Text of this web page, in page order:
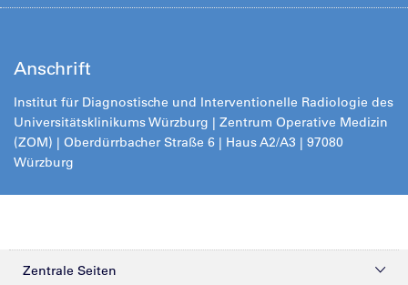
Anschrift
Institut für Diagnostische und Interventionelle Radiologie des
Universitätsklinikums Würzburg | Zentrum Operative Medizin
(ZOM) | Oberdürrbacher Straße 6 | Haus A2/A3 | 97080
Würzburg
Zentrale Seiten